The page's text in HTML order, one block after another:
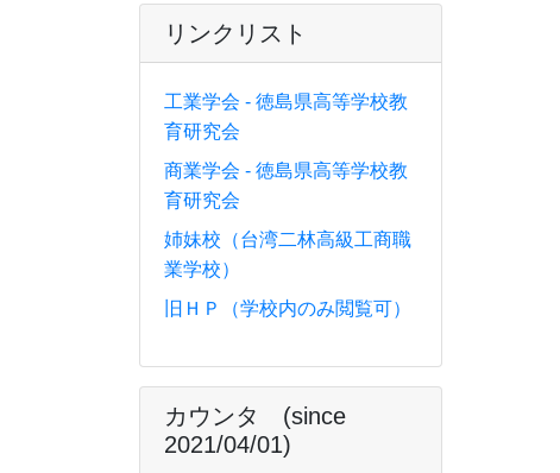
リンクリスト
工業学会 - 徳島県高等学校教
育研究会
商業学会 - 徳島県高等学校教
育研究会
姉妹校（台湾二林高級工商職
業学校）
旧ＨＰ（学校内のみ閲覧可）
カウンタ (since
2021/04/01)